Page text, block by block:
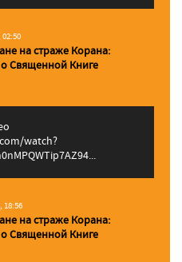
02:50
на страже Корана:
Священной Книге
watch?
18:56
на страже Корана:
Священной Книге